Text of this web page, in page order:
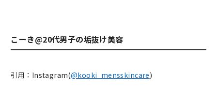
こーき@20代男子の垢抜け美容
引用：Instagram(@kooki_mensskincare)